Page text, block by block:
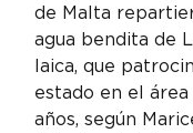
de Malta
agua bendita de
laica, que
estado en el
años, según